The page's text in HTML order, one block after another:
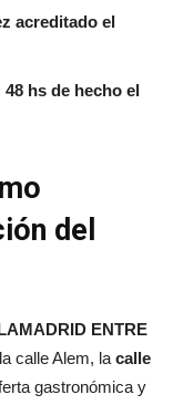
acreditado el
48 hs de hecho el
del
ENTRE
calle Alem, la calle
gastronómica y